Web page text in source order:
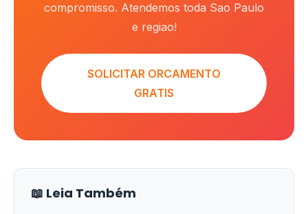
compromisso. Atendemos toda Sao Paulo
e regiao!
SOLICITAR ORCAMENTO
GRATIS
📖 Leia Também